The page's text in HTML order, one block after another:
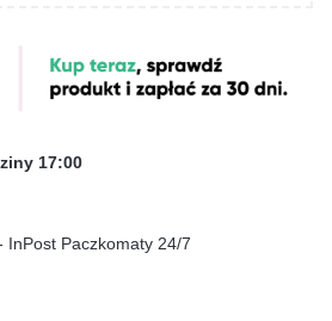
17:00
InPost Paczkomaty 24/7